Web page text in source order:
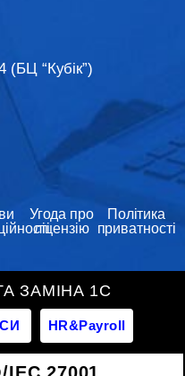
(БЦ “Кубік”)
Угода про
ліцензію
Політика
приватності
HR&Payroll
ЗАМІНА 1С